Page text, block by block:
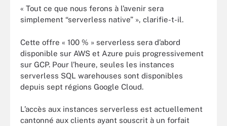
« Tout ce que nous ferons à l’avenir sera
simplement “serverless native” », clarifie-t-il.
Cette offre « 100 % » serverless sera d’abord
disponible sur AWS et Azure puis progressivement
sur GCP. Pour l’heure, seules les instances
serverless SQL warehouses sont disponibles
depuis sept régions Google Cloud.
L’accès aux instances serverless est actuellement
cantonné aux clients ayant souscrit à un forfait